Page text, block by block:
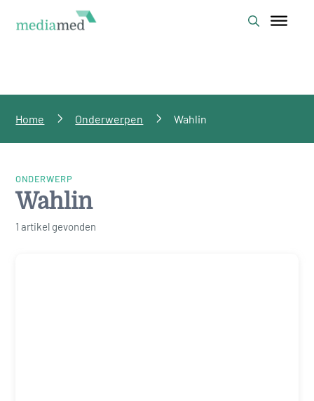
Home Onderwerpen Wahlin
ONDERWERP
Wahlin
1 artikel gevonden